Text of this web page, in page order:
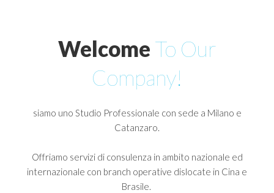
Investire in Iran
Investire in Kazakistan
Welcome To Our
Company!
siamo uno Studio Professionale con sede a Milano e
Catanzaro.
Offriamo servizi di consulenza in ambito nazionale ed
internazionale con branch operative dislocate in Cina e
Brasile.